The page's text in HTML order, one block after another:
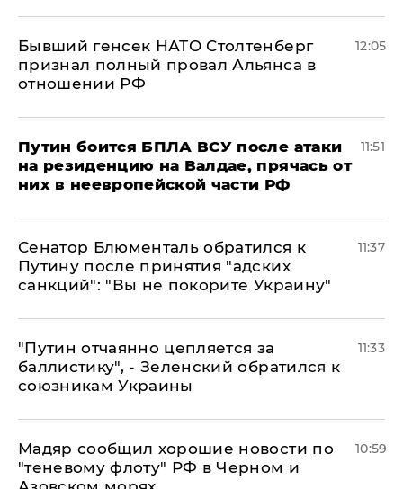
Бывший генсек НАТО Столтенберг
признал полный провал Альянса в
отношении РФ
12:05
Путин боится БПЛА ВСУ после атаки
на резиденцию на Валдае, прячась от
них в неевропейской части РФ
11:51
Сенатор Блюменталь обратился к
Путину после принятия "адских
санкций": "Вы не покорите Украину"
11:37
"Путин отчаянно цепляется за
баллистику", - Зеленский обратился к
союзникам Украины
11:33
Мадяр сообщил хорошие новости по
"теневому флоту" РФ в Черном и
10:59